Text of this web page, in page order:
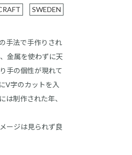
SWEDEN
手法で手作りされ
金属を使わずに天
手の個性が現れて
V字のカットを入
は制作された年、
ージは見られず良